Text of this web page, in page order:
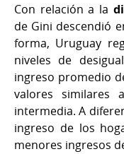
Con relación a la
de Gini descendió
forma, Uruguay
niveles de
ingreso promedio
valores similares
intermedia. A
ingreso de los
menores ingresos